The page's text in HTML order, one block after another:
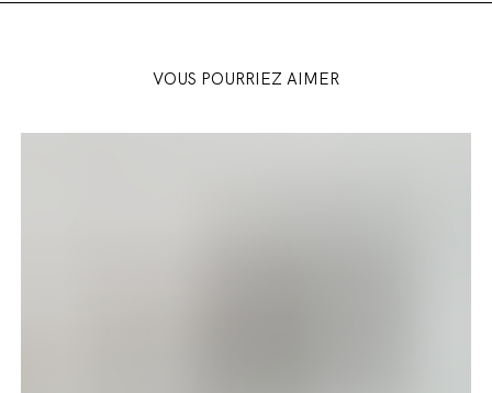
VOUS POURRIEZ AIMER